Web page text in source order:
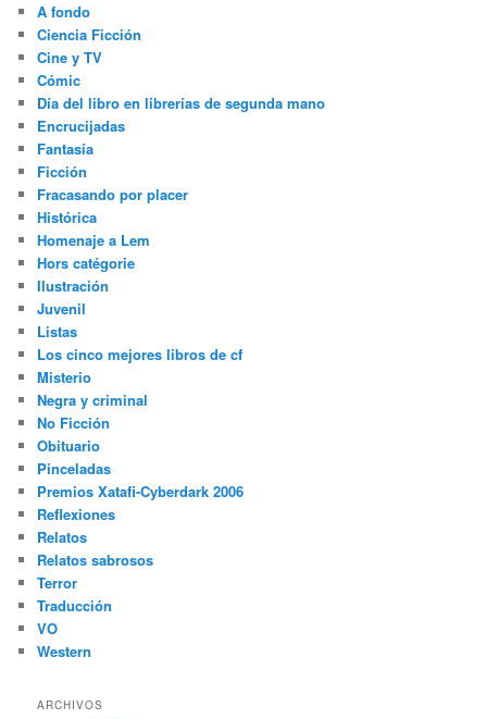
A fondo
Ciencia Ficción
Cine y TV
Cómic
Día del libro en librerías de segunda mano
Encrucijadas
Fantasía
Ficción
Fracasando por placer
Histórica
Homenaje a Lem
Hors catégorie
Ilustración
Juvenil
Listas
Los cinco mejores libros de cf
Misterio
Negra y criminal
No Ficción
Obituario
Pinceladas
Premios Xatafi-Cyberdark 2006
Reflexiones
Relatos
Relatos sabrosos
Terror
Traducción
VO
Western
ARCHIVOS